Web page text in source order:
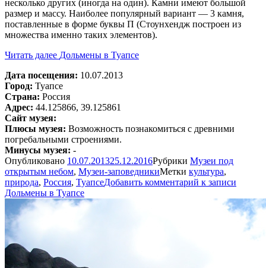
несколько других (иногда на один). Камни имеют большой
размер и массу. Наиболее популярный вариант — 3 камня,
поставленные в форме буквы П (Стоунхендж построен из
множества именно таких элементов).
Читать далее Дольмены в Туапсе
Дата посещения: 10.07.2013
Город: Туапсе
Страна: Россия
Адрес: 44.125866, 39.125861
Сайт музея:
Плюсы музея: Возможность познакомиться с древними
погребальными строениями.
Минусы музея: -
Опубликовано 10.07.201325.12.2016Рубрики Музеи под
открытым небом, Музеи-заповедникиМетки культура,
природа, Россия, ТуапсеДобавить комментарий к записи
Дольмены в Туапсе